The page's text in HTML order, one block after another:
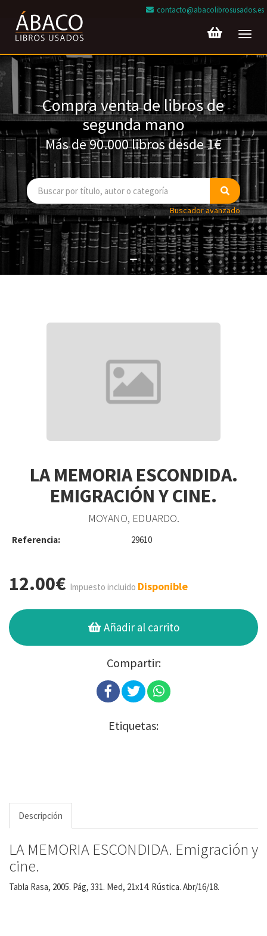
contacto@abacolibrosusados.es
Compra venta de libros de
segunda mano
Más de 90.000 libros desde 1€
Buscador avanzado
LA MEMORIA ESCONDIDA.
EMIGRACIÓN Y CINE.
MOYANO, EDUARDO.
Referencia: 29610
12.00€ Impuesto incluido Disponible
Añadir al carrito
Compartir:
Etiquetas:
Descripción
LA MEMORIA ESCONDIDA. Emigración y
cine.
Tabla Rasa, 2005. Pág, 331. Med, 21x14. Rústica. Abr/16/18.